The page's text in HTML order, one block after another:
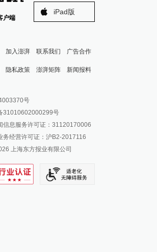
户端
iPad版
加入澎湃 联系我们 广告合作
隐私政策 澎湃矩阵
澎湃新闻公众号
澎湃新闻抖音号
派生万物开放平台
IP SHANGHAI
SIXTH TONE
新闻报料
箱: news@thepaper.cn
号
31010602000299号
信息服务许可证：31120170006
务经营许可证：沪B2-2017116
上海东方报业有限公司